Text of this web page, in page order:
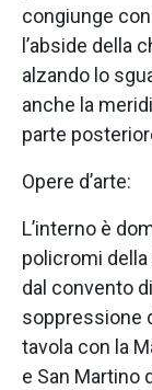
congiunge
l’abside della
alzando lo
anche la
parte
Opere d’arte:
L’interno è
policromi
dal convento
soppressione
tavola con la
e San Martino